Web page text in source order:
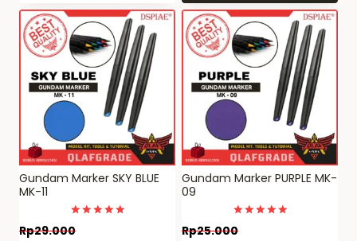
Gundam Marker SKY BLUE
MK-11
Dinilai
5
Rp29.000
Gundam Marker PURPLE MK-
09
Dinilai
5
Rp25.000